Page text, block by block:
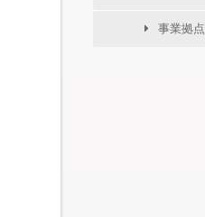
事業拠点